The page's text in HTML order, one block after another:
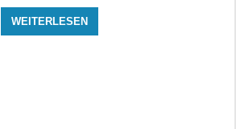
WEITERLESEN